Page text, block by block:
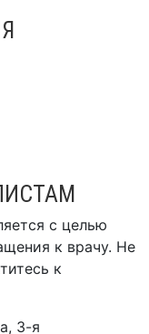
с целью
к врачу. Не
к
3-я